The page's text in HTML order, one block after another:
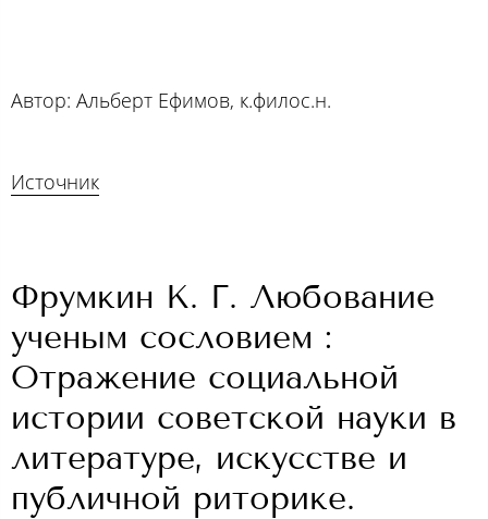
Автор: Альберт Ефимов, к.филос.н.
Источник
Фрумкин К. Г. Любование
ученым сословием :
Отражение социальной
истории советской науки в
литературе, искусстве и
публичной риторике.